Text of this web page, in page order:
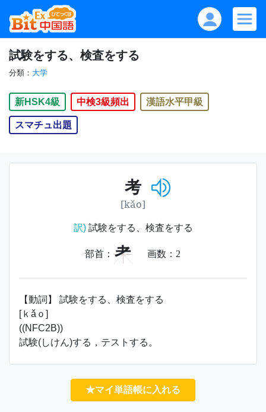
試験をする、検査をする
分類： 大学
新HSK4級 中検3級頻出 漢語水平甲級
スマチュ出題
考
[kǎo]
訳)試験をする、検査をする
部首： 耂 画数： 2
【動詞】 試験をする、検査をする
[ｋǎｏ]
((NFC2B))
試験(しけん)する，テストする。
★マイ単語帳に入れる